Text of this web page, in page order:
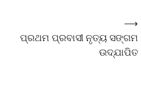
ପ୍ରଥମ ପ୍ରବାସୀ ନୃତ୍ୟ ସଙ୍ଗମ
ଉଦ୍‌ଯାପିତ
⟶